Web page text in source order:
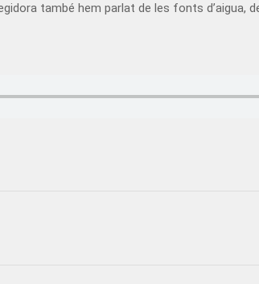
també hem parlat de les fonts d’aigua,